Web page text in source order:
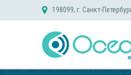
198099, г. Санкт-